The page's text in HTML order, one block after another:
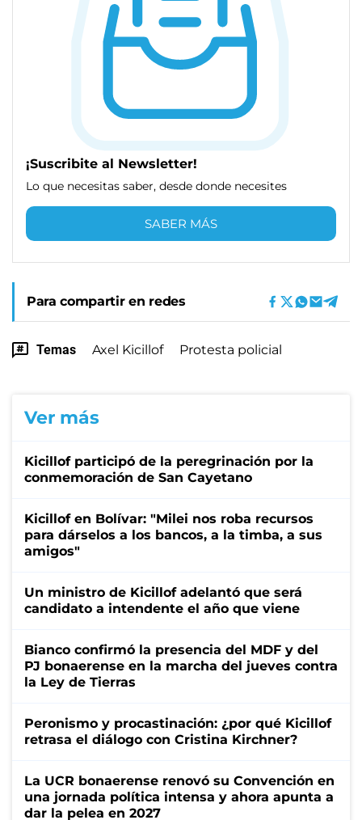
¡Suscribite al Newsletter!
Lo que necesitas saber, desde donde necesites
SABER MÁS
Para compartir en redes
Temas Axel Kicillof Protesta policial
Ver más
Kicillof participó de la peregrinación por la
conmemoración de San Cayetano
Kicillof en Bolívar: "Milei nos roba recursos
para dárselos a los bancos, a la timba, a sus
amigos"
Un ministro de Kicillof adelantó que será
candidato a intendente el año que viene
Bianco confirmó la presencia del MDF y del
PJ bonaerense en la marcha del jueves contra
la Ley de Tierras
Peronismo y procastinación: ¿por qué Kicillof
retrasa el diálogo con Cristina Kirchner?
La UCR bonaerense renovó su Convención en
una jornada política intensa y ahora apunta a
dar la pelea en 2027